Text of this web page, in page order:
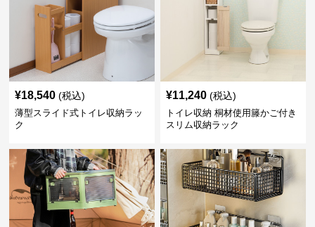
¥18,540 (税込)
薄型スライド式トイレ収納ラッ
ク
¥11,240 (税込)
トイレ収納 桐材使用籐かご付き
スリム収納ラック